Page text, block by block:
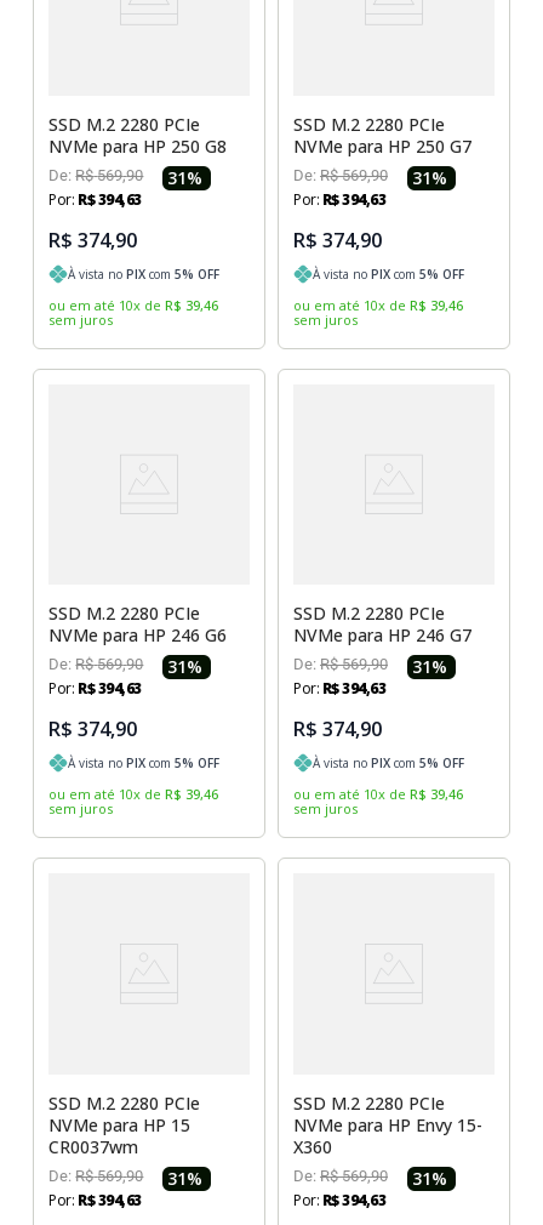
Caddy para SSD
SSD M.2 2280 PCIe
NVMe para HP 250 G8
De:R$ 569,90 31%
Por: R$394,63
R$ 374,90
À vista noPIX com5% OFF
ou em até 10x de R$ 39,46
sem juros
SSD M.2 2280 PCIe
NVMe para HP 250 G7
De: R$ 569,90 31%
Por: R$394,63
R$ 374,90
À vista no PIX com 5% OFF
ou em até 10x de R$ 39,46
sem juros
SSD M.2 2280 PCIe
NVMe para HP 246 G6
De:R$ 569,90 31%
Por: R$394,63
R$ 374,90
À vista noPIX com5% OFF
ou em até 10x de R$ 39,46
sem juros
SSD M.2 2280 PCIe
NVMe para HP 246 G7
De: R$ 569,90 31%
Por: R$394,63
R$ 374,90
À vista no PIX com 5% OFF
ou em até 10x de R$ 39,46
sem juros
SSD M.2 2280 PCIe
NVMe para HP 15
CR0037wm
De:R$ 569,90 31%
Por: R$394,63
SSD M.2 2280 PCIe
NVMe para HP Envy 15-
X360
De: R$ 569,90 31%
Por: R$394,63